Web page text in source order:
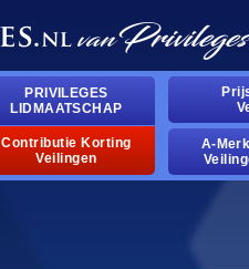
PRIVILEGES
LIDMAATSCHAP
Contributie Korting
Veilingen
A-